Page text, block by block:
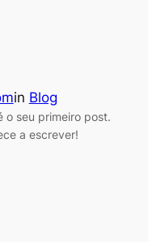
in Blog
o seu primeiro post.
a escrever!